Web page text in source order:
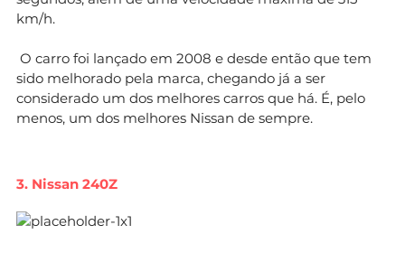
km/h.
O carro foi lançado em 2008 e desde então que tem
sido melhorado pela marca, chegando já a ser
considerado um dos melhores carros que há. É, pelo
menos, um dos melhores Nissan de sempre.
3. Nissan 240Z